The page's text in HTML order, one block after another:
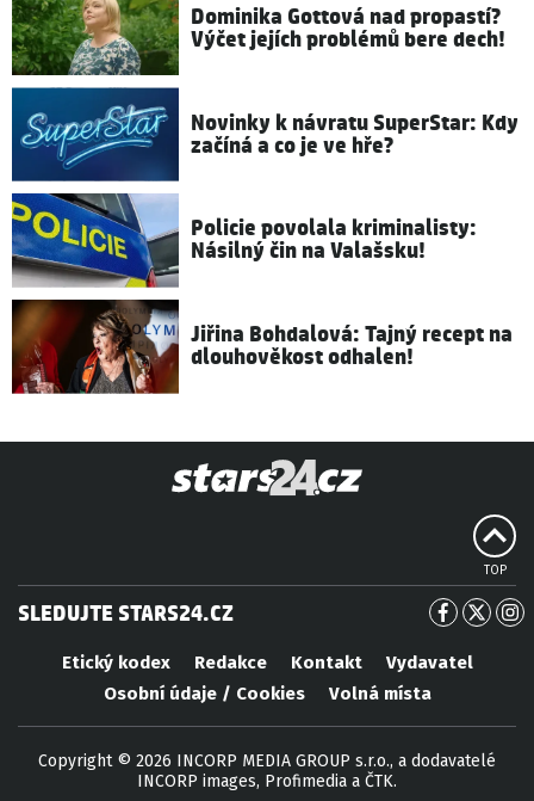
Dominika Gottová nad propastí?
Výčet jejích problémů bere dech!
Novinky k návratu SuperStar: Kdy
začíná a co je ve hře?
Policie povolala kriminalisty:
Násilný čin na Valašsku!
Jiřina Bohdalová: Tajný recept na
dlouhověkost odhalen!
TOP
SLEDUJTE STARS24.CZ
Etický kodex Redakce Kontakt
Vydavatel
Osobní údaje / Cookies
Volná místa
Copyright © 2026 INCORP MEDIA GROUP s.r.o., a dodavatelé
INCORP images, Profimedia a ČTK.